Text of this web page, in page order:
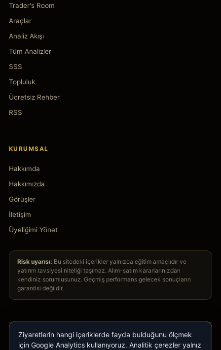
Trader's Room
Araçlar
Analiz Akışı
Tüm Analizler
SSS
Topluluk
Ücretsiz Rehber
RSS
KURUMSAL
Hakkımda
Hakkımızda
Görüşler
İletişim
Üyeliğimi Yönet
Risk uyarısı: Bu sitedeki içerikler yalnızca eğitim amaçlıdır ve
yatırım tavsiyesi niteliği taşımaz. Alım-satım kararlarınızdan
kendiniz sorumlusunuz. Geçmiş performans gelecek sonuçların
garantisi değildir.
© 2026 GoldAnaliz · Tüm hakları saklıdır.
Ziyaretlerin hangi içeriklerde fayda bulduğunu ölçmek
için Google Analytics kullanıyoruz. Analitik çerezler yalnız